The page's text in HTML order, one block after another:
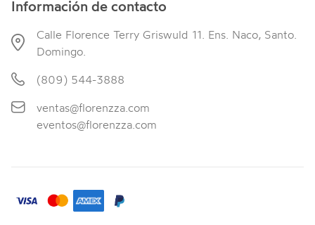
Información de contacto
Calle Florence Terry Griswuld 11. Ens. Naco, Santo.
Domingo.
(809) 544-3888
ventas@florenzza.com
eventos@florenzza.com